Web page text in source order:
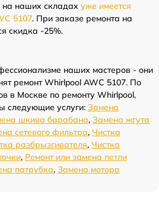
на наших складах уже имеется
5107. При заказе ремонта на
скидка -25%.
наших мастеров - они
ремонт Whirlpool AWC 5107. По
в Москве по ремонту Whirlpool,
следующие услуги: Замена
шкива барабана, Замена жгута
сетевого фильтра, Чистка
разбрызгивателя, Чистка
, Ремонт или замена петли
патрубка, Замена мотора